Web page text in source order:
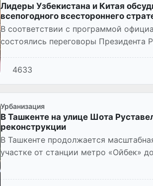
Лидеры Узбекистана и Китая
всепогодного всестороннего
В соответствии с программой
состоялись переговоры Президента
4633
Урбанизация
В Ташкенте на улице Шота
реконструкции
В Ташкенте продолжается
участке от станции метро «Ойбек»